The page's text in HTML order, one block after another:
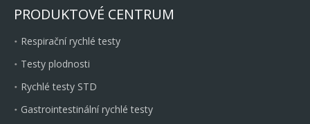
PRODUKTOVÉ CENTRUM
Respirační rychlé testy
Testy plodnosti
Rychlé testy STD
Gastrointestinální rychlé testy